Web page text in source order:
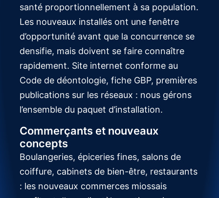
santé proportionnellement à sa population.
Les nouveaux installés ont une fenêtre
d’opportunité avant que la concurrence se
densifie, mais doivent se faire connaître
rapidement. Site internet conforme au
Code de déontologie, fiche GBP, premières
publications sur les réseaux : nous gérons
l’ensemble du paquet d’installation.
Commerçants et nouveaux
concepts
Boulangeries, épiceries fines, salons de
coiffure, cabinets de bien-être, restaurants
: les nouveaux commerces miossais